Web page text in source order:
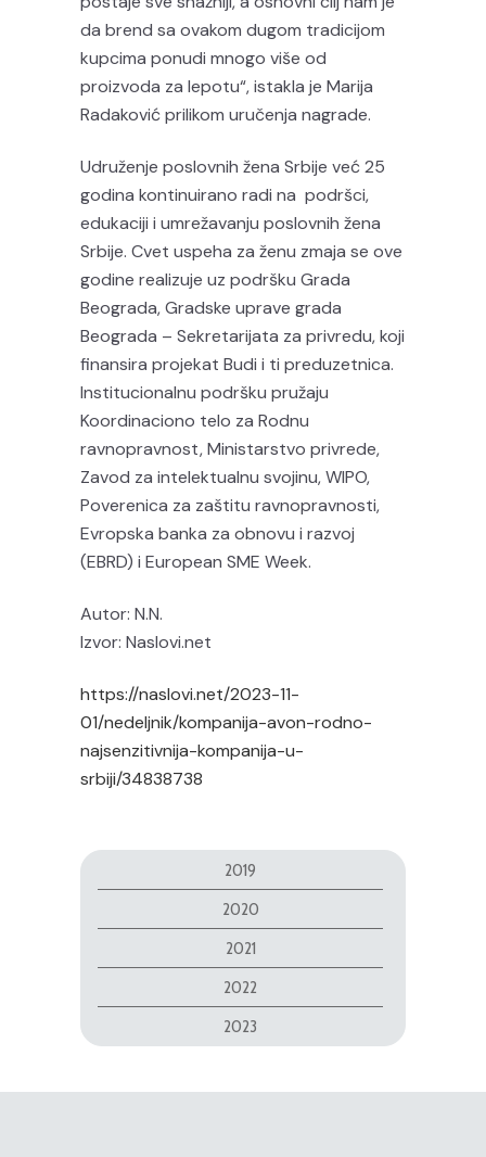
da brend sa ovakom dugom tradicijom
kupcima ponudi mnogo više od
proizvoda za lepotu“, istakla je Marija
Radaković prilikom uručenja nagrade.
Udruženje poslovnih žena Srbije već 25
godina kontinuirano radi na podršci,
edukaciji i umrežavanju poslovnih žena
Srbije. Cvet uspeha za ženu zmaja se ove
godine realizuje uz podršku Grada
Beograda, Gradske uprave grada
Beograda – Sekretarijata za privredu, koji
finansira projekat Budi i ti preduzetnica.
Institucionalnu podršku pružaju
Koordinaciono telo za Rodnu
ravnopravnost, Ministarstvo privrede,
Zavod za intelektualnu svojinu, WIPO,
Poverenica za zaštitu ravnopravnosti,
Evropska banka za obnovu i razvoj
(EBRD) i European SME Week.
Autor: N.N.
Izvor: Naslovi.net
https://naslovi.net/2023-11-
01/nedeljnik/kompanija-avon-rodno-
najsenzitivnija-kompanija-u-
srbiji/34838738
2019
2020
2021
2022
2023